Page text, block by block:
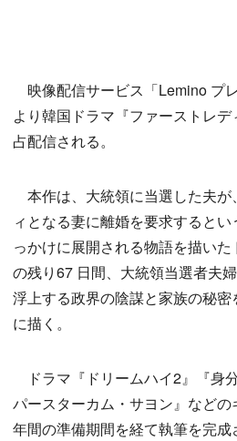
映像配信サービス「Lemino プ
より韓国ドラマ『ファーストレ
占配信される。
本作は、大統領に当選した夫
ィとなる妻に離婚を要求すると
っかけに展開される物語を描い
の残り67 日間、大統領当選者夫
浮上する政界の陰謀と家族の秘密
に描く。
ドラマ『ドリームハイ2』『身
パースターカム・サヨン』など
年間の準備期間を経て執筆を完成